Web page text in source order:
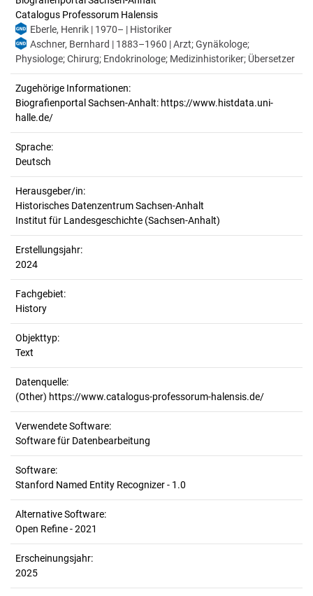
Catalogus Professorum Halensis
Eberle, Henrik | 1970– | Historiker
Aschner, Bernhard | 1883–1960 | Arzt; Gynäkologe;
Physiologe; Chirurg; Endokrinologe; Medizinhistoriker; Übersetzer
Zugehörige Informationen:
Biografienportal Sachsen-Anhalt: https://www.histdata.uni-
halle.de/
Sprache:
Deutsch
Herausgeber/in:
Historisches Datenzentrum Sachsen-Anhalt
Institut für Landesgeschichte (Sachsen-Anhalt)
Erstellungsjahr:
2024
Fachgebiet:
History
Objekttyp:
Text
Datenquelle:
(Other) https://www.catalogus-professorum-halensis.de/
Verwendete Software:
Software für Datenbearbeitung
Software:
Stanford Named Entity Recognizer - 1.0
Alternative Software:
Open Refine - 2021
Erscheinungsjahr:
2025